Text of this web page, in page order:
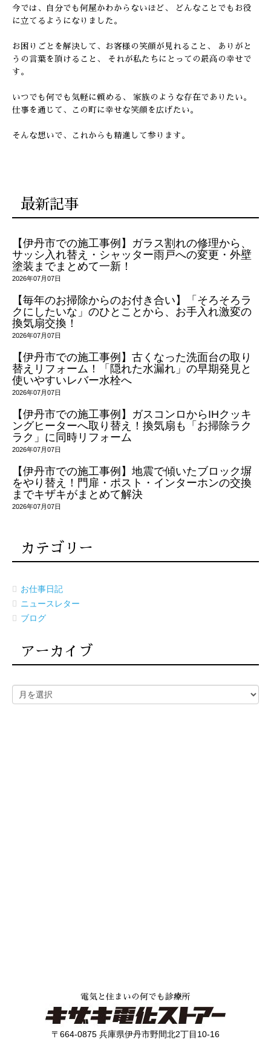
今では、自分でも何屋かわからないほど、
どんなことでもお役
に立てるようになりました。
お困りごとを解決して、お客様の笑顔が見れること、
ありがと
うの言葉を頂けること、
それが私たちにとっての最高の幸せで
す。
いつでも何でも気軽に頼める、 家族のような存在でありたい。
仕事を通じて、この町に幸せな笑顔を広げたい。
そんな想いで、これからも精進して参ります。
最新記事
【伊丹市での施工事例】ガラス割れの修理から、
サッシ入れ替え・シャッター雨戸への変更・外壁
塗装までまとめて一新！
2026年07月07日
【毎年のお掃除からのお付き合い】「そろそろラ
クにしたいな」のひとことから、お手入れ激変の
換気扇交換！
2026年07月07日
【伊丹市での施工事例】古くなった洗面台の取り
替えリフォーム！「隠れた水漏れ」の早期発見と
使いやすいレバー水栓へ
2026年07月07日
【伊丹市での施工事例】ガスコンロからIHクッキ
ングヒーターへ取り替え！換気扇も「お掃除ラク
ラク」に同時リフォーム
2026年07月07日
【伊丹市での施工事例】地震で傾いたブロック塀
をやり替え！門扉・ポスト・インターホンの交換
までキザキがまとめて解決
2026年07月07日
カテゴリー
お仕事日記
ニュースレター
ブログ
アーカイブ
電気と住まいの何でも診療所
〒664-0875 兵庫県伊丹市野間北2丁目10-16